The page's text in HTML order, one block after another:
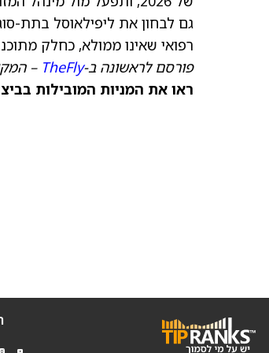
גם לבחון את ליפילאוסל בתת-
רפואי שאינו ממולא, כחלק
פורסם לראשונה ב-TheFly
–
ראו את המניות המובילות